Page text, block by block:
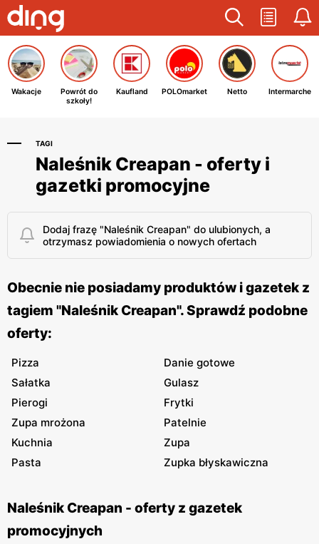
Wakacje
Powrót do
szkoły!
Kaufland POLOmarket Netto Intermarche
TAGI
Naleśnik Creapan - oferty i
gazetki promocyjne
Dodaj frazę "Naleśnik Creapan" do ulubionych, a
otrzymasz powiadomienia o nowych ofertach
Obecnie nie posiadamy produktów i gazetek z
tagiem "Naleśnik Creapan". Sprawdź podobne
oferty:
Pizza
Danie gotowe
Sałatka
Gulasz
Pierogi
Frytki
Zupa mrożona
Patelnie
Kuchnia
Zupa
Pasta
Zupka błyskawiczna
Naleśnik Creapan - oferty z gazetek
promocyjnych